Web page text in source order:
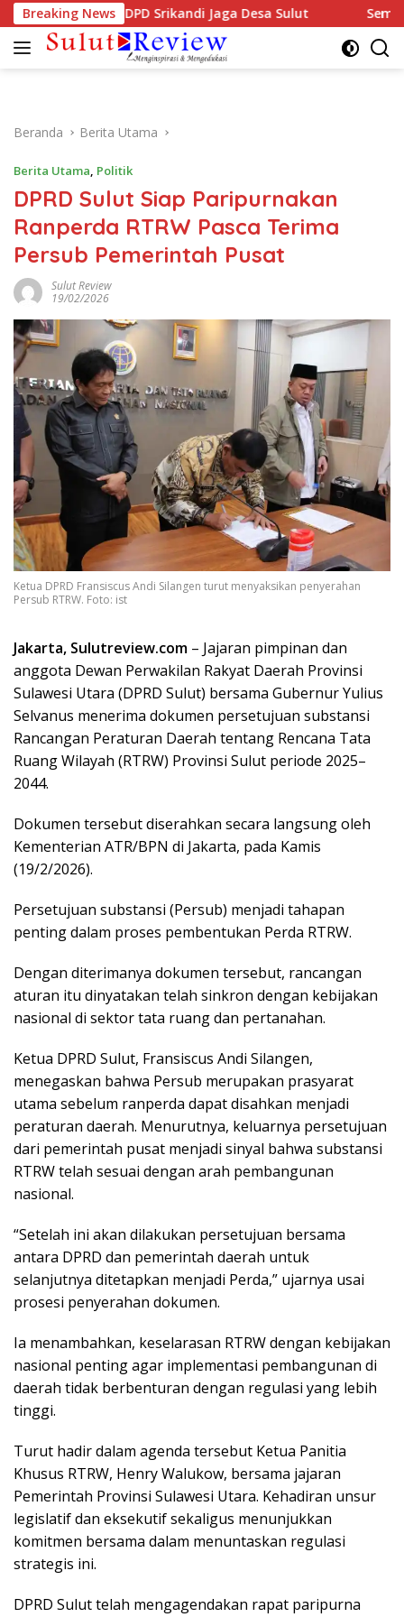
Langsung
ke
konten
Breaking News
Musda DPD Srikandi Jaga Desa Sulut Semarak
Beranda Berita Utama
Berita Utama, Politik
DPRD Sulut Siap Paripurnakan
Ranperda RTRW Pasca Terima
Persub Pemerintah Pusat
Sulut Review
19/02/2026
Ketua DPRD Fransiscus Andi Silangen turut menyaksikan penyerahan
Persub RTRW. Foto: ist
Jakarta, Sulutreview.com – Jajaran pimpinan dan
anggota Dewan Perwakilan Rakyat Daerah Provinsi
Sulawesi Utara (DPRD Sulut) bersama Gubernur Yulius
Selvanus menerima dokumen persetujuan substansi
Rancangan Peraturan Daerah tentang Rencana Tata
Ruang Wilayah (RTRW) Provinsi Sulut periode 2025–
2044.
Dokumen tersebut diserahkan secara langsung oleh
Kementerian ATR/BPN di Jakarta, pada Kamis
(19/2/2026).
Persetujuan substansi (Persub) menjadi tahapan
penting dalam proses pembentukan Perda RTRW.
Dengan diterimanya dokumen tersebut, rancangan
aturan itu dinyatakan telah sinkron dengan kebijakan
nasional di sektor tata ruang dan pertanahan.
Ketua DPRD Sulut, Fransiscus Andi Silangen,
menegaskan bahwa Persub merupakan prasyarat
utama sebelum ranperda dapat disahkan menjadi
peraturan daerah. Menurutnya, keluarnya persetujuan
dari pemerintah pusat menjadi sinyal bahwa substansi
RTRW telah sesuai dengan arah pembangunan
nasional.
“Setelah ini akan dilakukan persetujuan bersama
antara DPRD dan pemerintah daerah untuk
selanjutnya ditetapkan menjadi Perda,” ujarnya usai
prosesi penyerahan dokumen.
Ia menambahkan, keselarasan RTRW dengan kebijakan
nasional penting agar implementasi pembangunan di
daerah tidak berbenturan dengan regulasi yang lebih
tinggi.
Turut hadir dalam agenda tersebut Ketua Panitia
Khusus RTRW, Henry Walukow, bersama jajaran
Pemerintah Provinsi Sulawesi Utara. Kehadiran unsur
legislatif dan eksekutif sekaligus menunjukkan
komitmen bersama dalam menuntaskan regulasi
strategis ini.
DPRD Sulut telah mengagendakan rapat paripurna